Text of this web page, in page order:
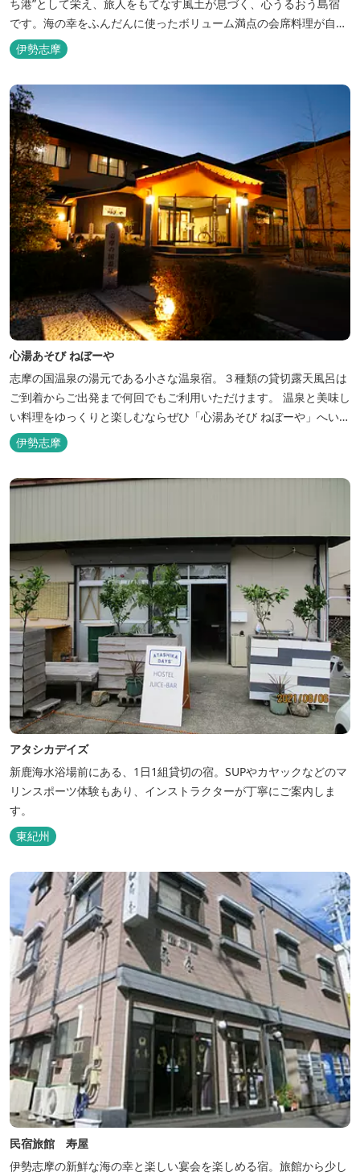
ち港”として栄え、旅人をもてなす風土が息づく、心うるおう島宿
です。海の幸をふんだんに使ったボリューム満点の会席料理が自
慢。肌にやさしい天然の療養泉が満喫できるお風呂は、伊勢志摩最
大級の庭園露天風呂です。
伊勢志摩
心湯あそび ねぼーや
志摩の国温泉の湯元である小さな温泉宿。３種類の貸切露天風呂は
ご到着からご出発まで何回でもご利用いただけます。 温泉と美味し
い料理をゆっくりと楽しむならぜひ「心湯あそび ねぼーや」へいら
っしゃいませんか？
伊勢志摩
アタシカデイズ
新鹿海水浴場前にある、1日1組貸切の宿。SUPやカヤックなどのマ
リンスポーツ体験もあり、インストラクターが丁寧にご案内しま
す。
東紀州
民宿旅館 寿屋
伊勢志摩の新鮮な海の幸と楽しい宴会を楽しめる宿。旅館から少し